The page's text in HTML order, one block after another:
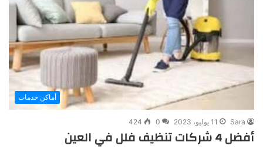
أماكن خدمات
Sara 11 يوليو، 2023 0
424
أفضل 4 شركات تنظيف فلل في العين